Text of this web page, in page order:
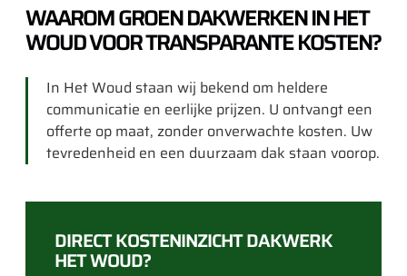
WAAROM GROEN DAKWERKEN IN HET
WOUD VOOR TRANSPARANTE KOSTEN?
In Het Woud staan wij bekend om heldere
communicatie en eerlijke prijzen. U ontvangt een
offerte op maat, zonder onverwachte kosten. Uw
tevredenheid en een duurzaam dak staan voorop.
DIRECT KOSTENINZICHT DAKWERK
HET WOUD?